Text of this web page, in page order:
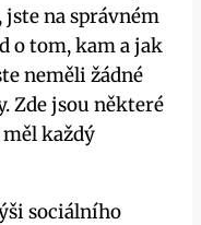
na správném
o tom, kam a jak
neměli žádné
Zde jsou některé
každý
sociálního